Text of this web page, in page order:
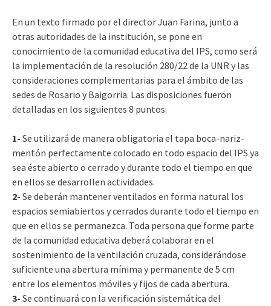
En un texto firmado por el director Juan Farina, junto a
otras autoridades de la institución, se pone en
conocimiento de la comunidad educativa del IPS, como será
la implementación de la resolución 280/22 de la UNR y las
consideraciones complementarias para el ámbito de las
sedes de Rosario y Baigorria. Las disposiciones fueron
detalladas en los siguientes 8 puntos:
1- Se utilizará de manera obligatoria el tapa boca-nariz-
mentón perfectamente colocado en todo espacio del IPS ya
sea éste abierto o cerrado y durante todo el tiempo en que
en ellos se desarrollen actividades.
2- Se deberán mantener ventilados en forma natural los
espacios semiabiertos y cerrados durante todo el tiempo en
que en ellos se permanezca. Toda persona que forme parte
de la comunidad educativa deberá colaborar en el
sostenimiento de la ventilación cruzada, considerándose
suficiente una abertura mínima y permanente de 5 cm
entre los elementos móviles y fijos de cada abertura.
3- Se continuará con la verificación sistemática del